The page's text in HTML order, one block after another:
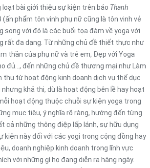
bài giới thiệu sự kiện trên báo Thanh
(ấn phẩm tôn vinh phụ nữ cũng là tôn vinh vẻ
song với đó là các buổi tọa đàm về yoga với
rất đa dạng. Từ những chủ đề thiết thực như
thần của phụ nữ và trẻ em, Đẹp với Yoga
đủ…, đến những chủ đề thương mại như Làm
thu từ hoạt động kinh doanh dịch vụ thể dục
khả thi, dù là hoạt động bên lề hay hoạt
hoạt động thuộc chuỗi sự kiện yoga trong
mục tiêu, ý nghĩa rõ ràng, hướng đến từng
cả những thông điệp lấp lánh, sự hữu dụng
kiện này đối với các yogi trong cộng đồng hay
doanh nghiệp kinh doanh trong lĩnh vực
với những gì họ đang diễn ra hàng ngày.